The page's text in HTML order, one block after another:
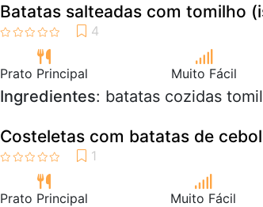
Batatas salteadas com tomilho
Prato Principal Muito Fácil
Ingredientes: batatas cozidas
Costeletas com batatas de
Prato Principal Muito Fácil